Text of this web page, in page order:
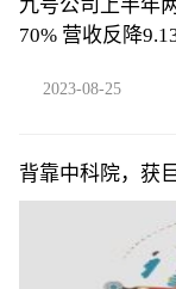
九号公司上半年
70% 营收反降
2023-08-25
背靠中科院，获